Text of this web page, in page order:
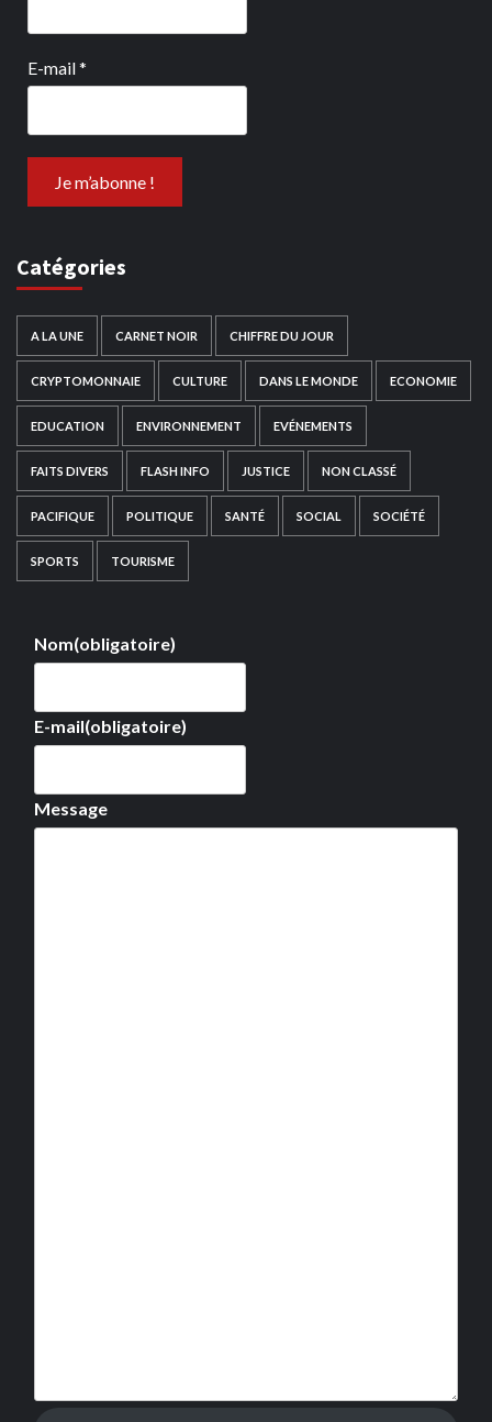
E-mail*
Catégories
A LA UNE CARNET NOIR CHIFFRE DU JOUR
CRYPTOMONNAIE CULTURE DANS LE MONDE ECONOMIE
EDUCATION ENVIRONNEMENT EVÉNEMENTS
FAITS DIVERS FLASH INFO JUSTICE NON CLASSÉ
PACIFIQUE POLITIQUE SANTÉ SOCIAL SOCIÉTÉ
SPORTS TOURISME
Nom(obligatoire)
E-mail(obligatoire)
Message